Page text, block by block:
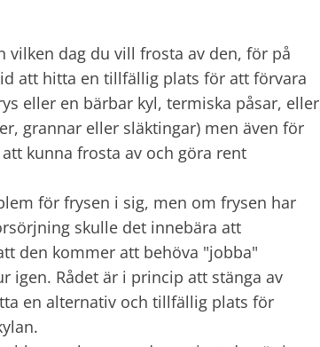
vilken dag du vill frosta av den, för på
att hitta en tillfällig plats för att förvara
eller en bärbar kyl, termiska påsar, eller
grannar eller släktingar) men även för
kunna frosta av och göra rent
för frysen i sig, men om frysen har
skulle det innebära att
den kommer att behöva "jobba"
igen. Rådet är i princip att stänga av
en alternativ och tillfällig plats för